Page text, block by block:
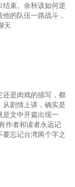
结束。余秋该如何逆
的队伍一路战斗，
天
还是肉戏的描写，都
从剧情上讲，确实是
是文中开篇出现一
作者和读者永远记
忘记台湾两个字之